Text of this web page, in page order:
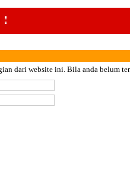
dari website ini. Bila anda belum